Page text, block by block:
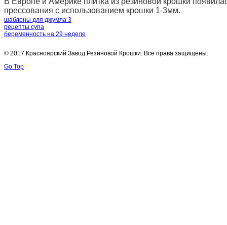
прессования с использованием крошки 1-3мм.
шаблоны для джумла 3
рецепты супа
беременность на 29 неделе
© 2017 Красноярский Завод Резиновой Крошки. Все права защищены.
Go Top